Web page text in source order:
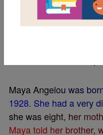
considerMayaA
MayaAngelou was bor
1928. She had averydi
shewas eight, her moth
Mayatold her brother,